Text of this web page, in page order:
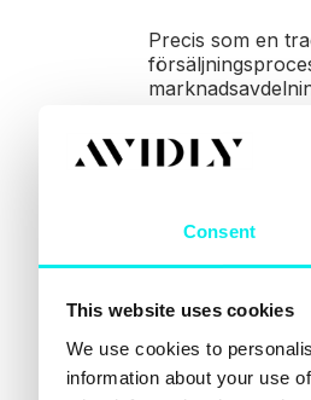
Consent
This website uses cookies
We use cookies to
information about your use
Precis som en
och boosta
kundens resa ser
1) Mod
Att våga dra